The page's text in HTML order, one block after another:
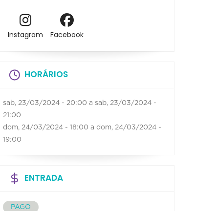
Instagram Facebook
HORÁRIOS
sab, 23/03/2024 - 20:00 a sab, 23/03/2024 -
21:00
dom, 24/03/2024 - 18:00 a dom, 24/03/2024 -
19:00
ENTRADA
PAGO